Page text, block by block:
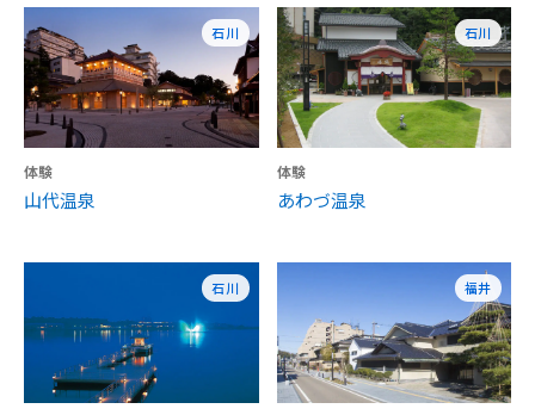
石川
体験
山代温泉
石川
体験
あわづ温泉
石川 福井